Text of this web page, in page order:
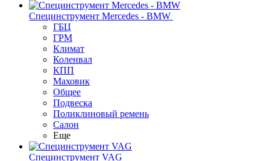
Специнструмент Mercedes - BMW
ГБЦ
ГРМ
Климат
Коленвал
КПП
Маховик
Общее
Подвеска
Поликлиновый ремень
Салон
Еще
Специнструмент VAG